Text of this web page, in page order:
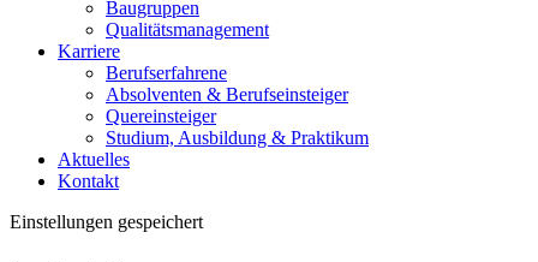
Baugruppen
Qualitätsmanagement
Karriere
Berufserfahrene
Absolventen & Berufseinsteiger
Quereinsteiger
Studium, Ausbildung & Praktikum
Aktuelles
Kontakt
Einstellungen gespeichert